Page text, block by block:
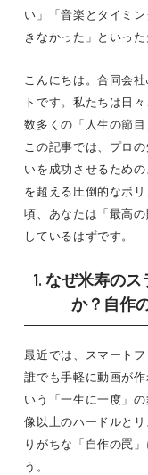
い」「音楽とタイミ
きなかった」といっ
こんにちは。合同会
トです。私たちは日
数多くの「人生の節
この記事では、プロ
いを成功させるため
を超える圧倒的なボ
頃、あなたは「最高
しているはずです。
1. なぜ米寿の
か？自作
最近では、スマート
誰でも手軽に動画が
いう「一生に一度」
像以上のハードルと
りがちな「自作の罠
う。